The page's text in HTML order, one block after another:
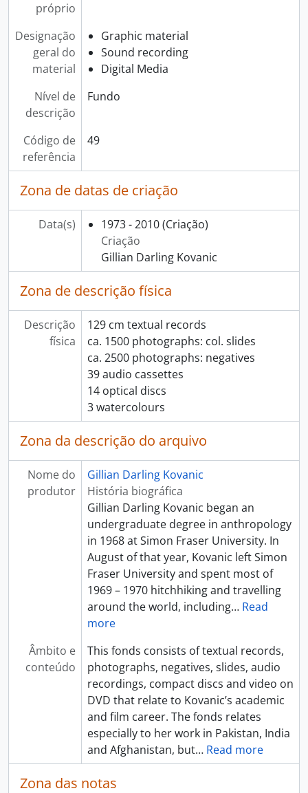
próprio
Designação
geral do
material
Graphic material
Sound recording
Digital Media
Nível de
descrição
Fundo
Código de
referência
49
Zona de datas de criação
Data(s) 1973 - 2010 (Criação)
Criação
Gillian Darling Kovanic
Zona de descrição física
Descrição
física
129 cm textual records
ca. 1500 photographs: col. slides
ca. 2500 photographs: negatives
39 audio cassettes
14 optical discs
3 watercolours
Zona da descrição do arquivo
Nome do
produtor
Gillian Darling Kovanic
História biográfica
Gillian Darling Kovanic began an
undergraduate degree in anthropology
in 1968 at Simon Fraser University. In
August of that year, Kovanic left Simon
Fraser University and spent most of
1969 – 1970 hitchhiking and travelling
around the world, including… Read
more
Âmbito e
conteúdo
This fonds consists of textual records,
photographs, negatives, slides, audio
recordings, compact discs and video on
DVD that relate to Kovanic’s academic
and film career. The fonds relates
especially to her work in Pakistan, India
and Afghanistan, but… Read more
Zona das notas